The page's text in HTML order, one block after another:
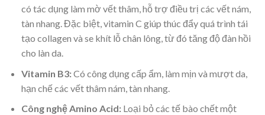
có tác dụng làm mờ vết thâm, hỗ trợ điều trị các vết nám,
tàn nhang. Đặc biệt, vitamin C giúp thúc đẩy quá trình tái
tạo collagen và se khít lỗ chân lông, từ đó tăng độ đàn hồi
cho làn da.
Vitamin B3:Có công dụng cấp ẩm, làm mịn và mượt da,
hạn chế các vết thâm nám, tàn nhang.
Công nghệ Amino Acid:Loại bỏ các tế bào chết một